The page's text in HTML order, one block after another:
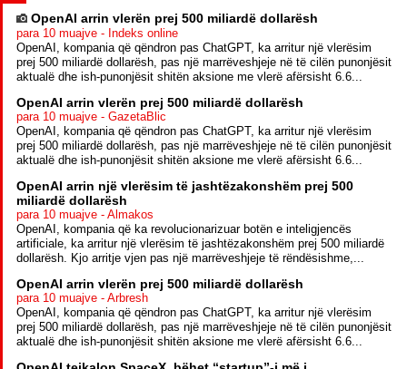
OpenAI arrin vlerën prej 500 miliardë dollarësh
para 10 muajve - Indeks online
OpenAI, kompania që qëndron pas ChatGPT, ka arritur një vlerësim
prej 500 miliardë dollarësh, pas një marrëveshjeje në të cilën punonjësit
aktualë dhe ish-punonjësit shitën aksione me vlerë afërsisht 6.6...
OpenAI arrin vlerën prej 500 miliardë dollarësh
para 10 muajve - GazetaBlic
OpenAI, kompania që qëndron pas ChatGPT, ka arritur një vlerësim
prej 500 miliardë dollarësh, pas një marrëveshjeje në të cilën punonjësit
aktualë dhe ish-punonjësit shitën aksione me vlerë afërsisht 6.6...
OpenAI arrin një vlerësim të jashtëzakonshëm prej 500
miliardë dollarësh
para 10 muajve - Almakos
OpenAI, kompania që ka revolucionarizuar botën e inteligjencës
artificiale, ka arritur një vlerësim të jashtëzakonshëm prej 500 miliardë
dollarësh. Kjo arritje vjen pas një marrëveshjeje të rëndësishme,...
OpenAI arrin vlerën prej 500 miliardë dollarësh
para 10 muajve - Arbresh
OpenAI, kompania që qëndron pas ChatGPT, ka arritur një vlerësim
prej 500 miliardë dollarësh, pas një marrëveshjeje në të cilën punonjësit
aktualë dhe ish-punonjësit shitën aksione me vlerë afërsisht 6.6...